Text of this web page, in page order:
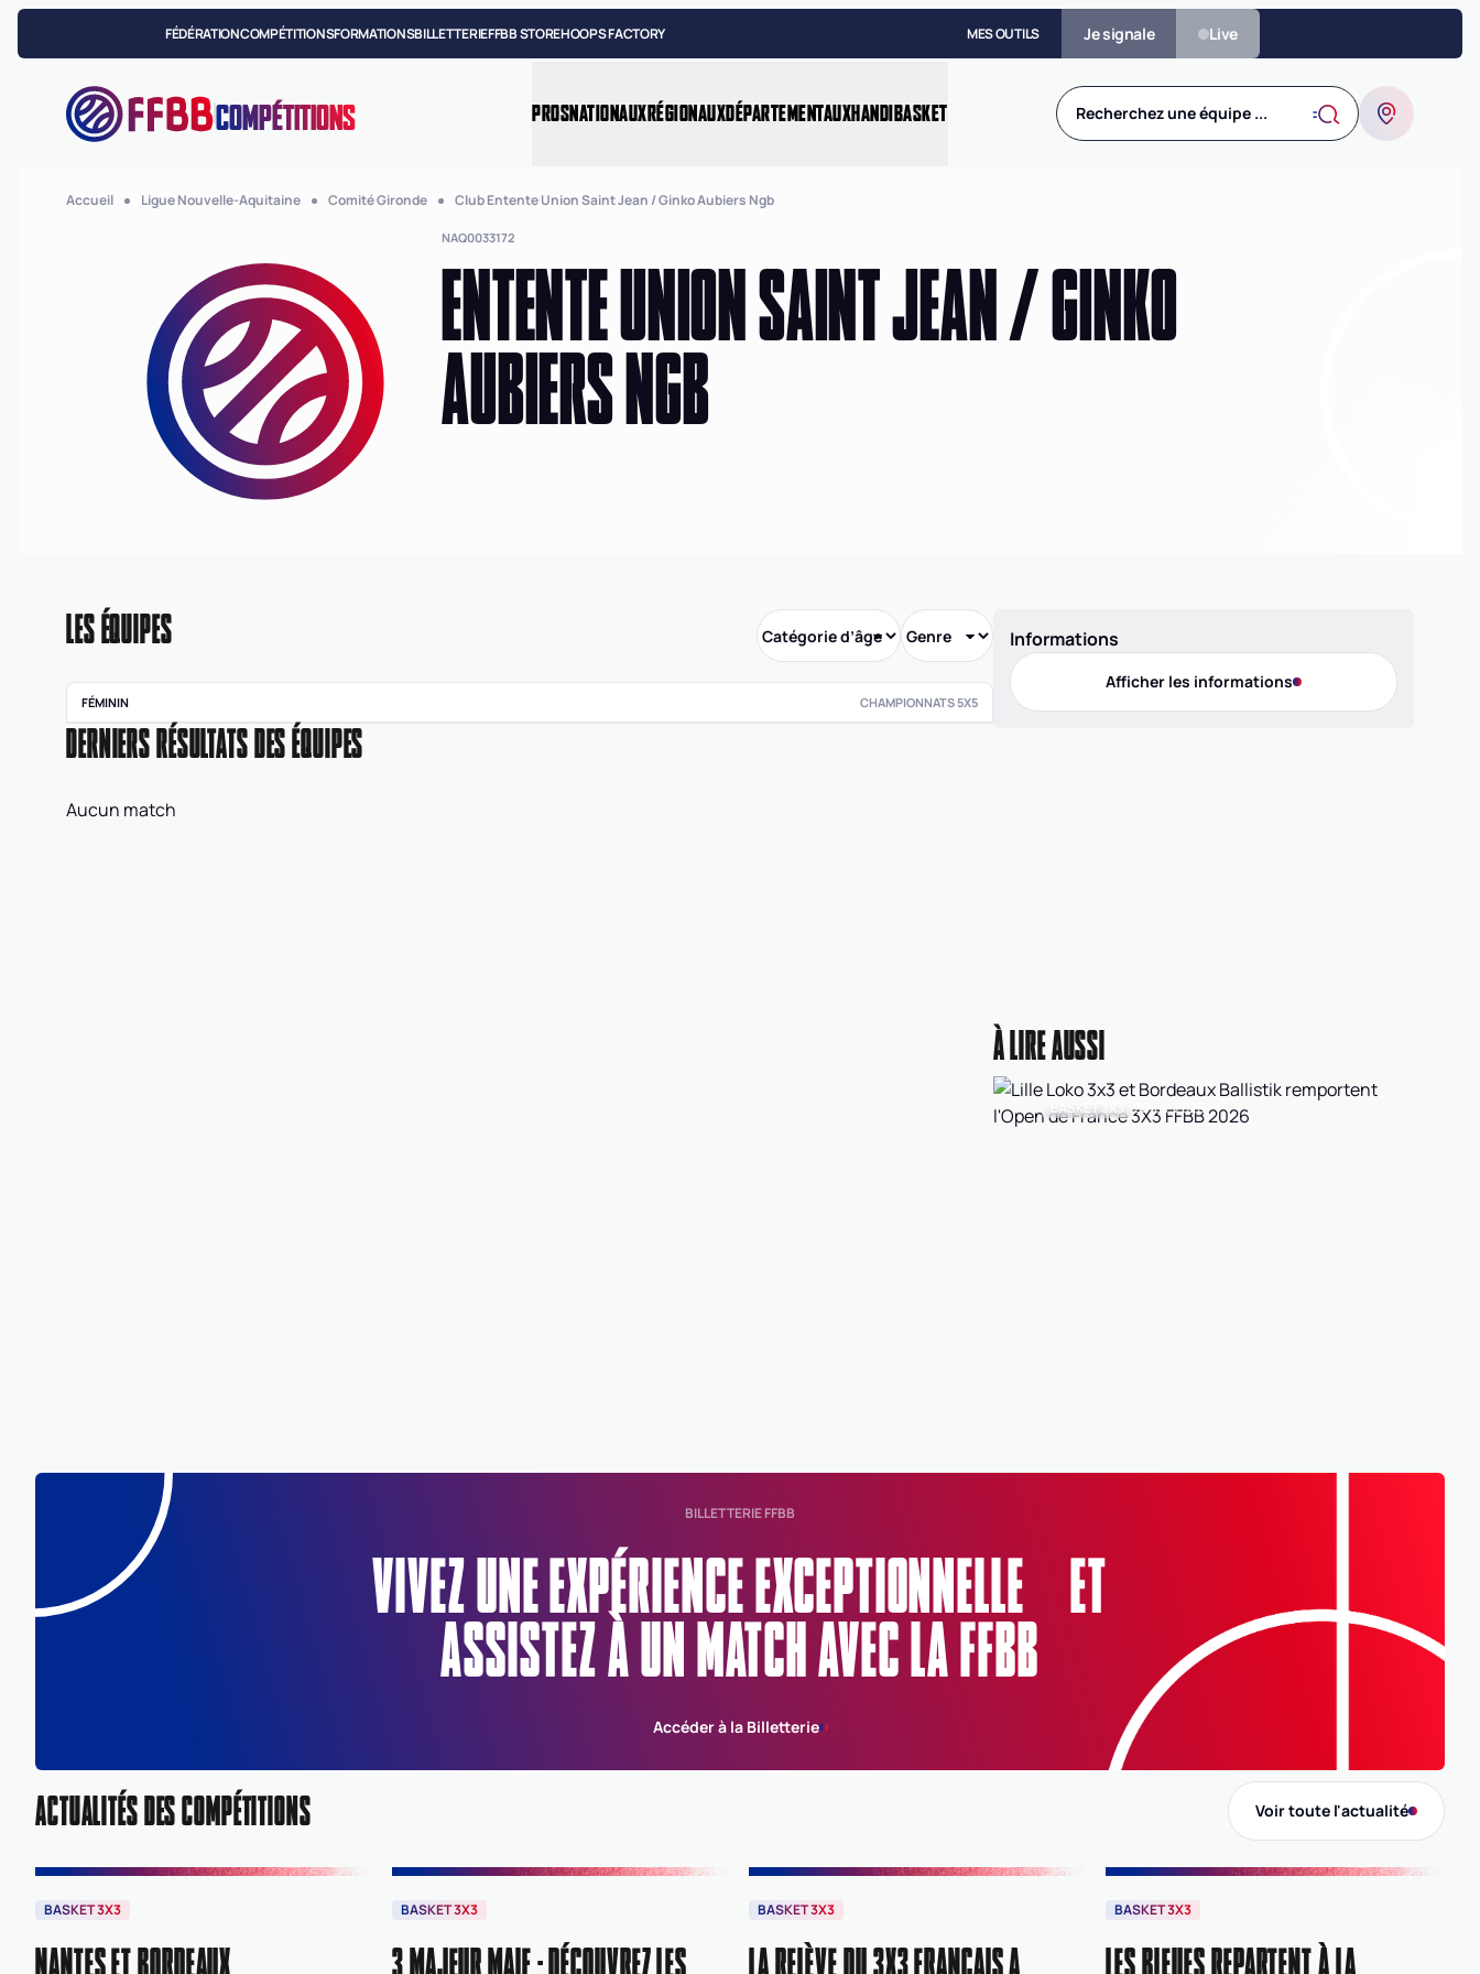
FÉDÉRATIONCOMPÉTITIONSFORMATIONSBILLETTERIEFFBB STOREHOOPS FACTORY MES OUTILS Je signale Live
COMPÉTITIONS PROSNATIONAUXRÉGIONAUXDÉPARTEMENTAUXHANDIBASKET Recherchez une équipe ...
Accueil Ligue Nouvelle-Aquitaine Comité Gironde Club Entente Union Saint Jean / Ginko Aubiers Ngb
NAQ0033172
ENTENTE UNION SAINT JEAN / GINKO
AUBIERS NGB
LES ÉQUIPES
FÉMININ CHAMPIONNATS 5X5
Pré régionale féminine
DERNIERS RÉSULTATS DES ÉQUIPES
Aucun match
Informations
Afficher les informations
Ligue
NAQ NOUVELLE-AQUITAINE
À LIRE AUSSI
BASKET 3X3 26 juil. 2026
BILLETTERIE FFBB
VIVEZ UNE EXPÉRIENCE EXCEPTIONNELLE ET
ASSISTEZ À UN MATCH AVEC LA FFBB
Accéder à la Billetterie
ACTUALITÉS DES COMPÉTITIONS Voir toute l'actualité
BASKET 3X3
NANTES ET BORDEAUX
BASKET 3X3
3 MAJEUR MAIF : DÉCOUVREZ LES
BASKET 3X3
LA RELÈVE DU 3X3 FRANÇAIS A
BASKET 3X3
LES BLEUES REPARTENT À LA